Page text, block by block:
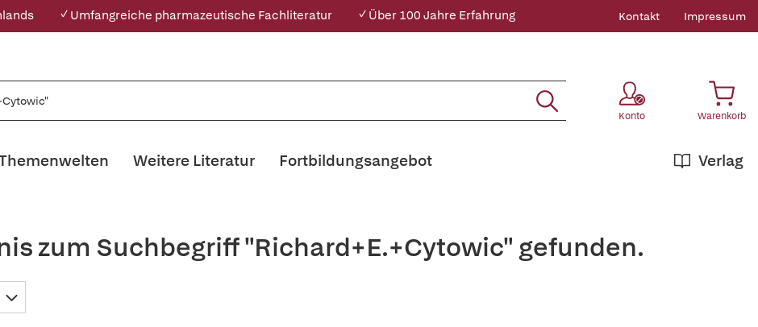
✓ Umfangreiche pharmazeutische Fachliteratur ✓ Über 100 Jahre Erfahrung Kontakt Impressum
Konto Warenkorb
Weitere Literatur Verlag
Fortbildungsangebot
zum Suchbegriff "Richard+E.+Cytowic" gefunden.